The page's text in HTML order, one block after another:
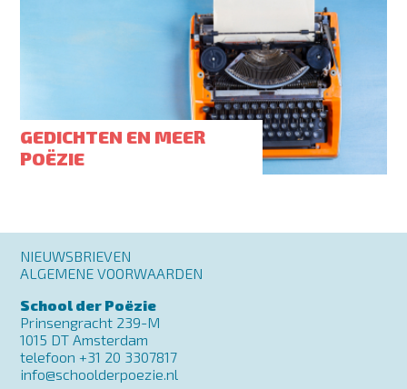
GEDICHTEN EN MEER
POËZIE
Footer
menu
NIEUWSBRIEVEN
ALGEMENE VOORWAARDEN
School der Poëzie
Prinsengracht 239-M
1015 DT Amsterdam
telefoon +31 20 3307817
info@schoolderpoezie.nl